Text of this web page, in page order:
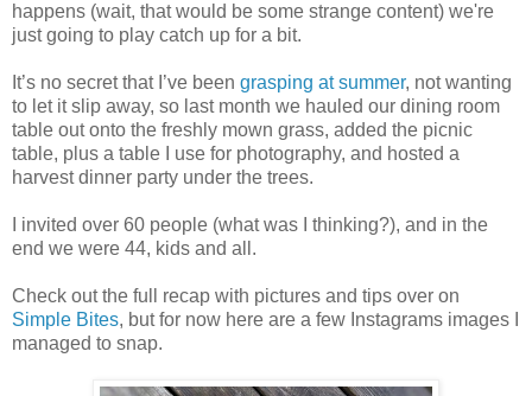
happens (wait, that would be some strange content) we're
just going to play catch up for a bit.
It’s no secret that I’ve been grasping at summer, not wanting
to let it slip away, so last month we hauled our dining room
table out onto the freshly mown grass, added the picnic
table, plus a table I use for photography, and hosted a
harvest dinner party under the trees.
I invited over 60 people (what was I thinking?), and in the
end we were 44, kids and all.
Check out the full recap with pictures and tips over on
Simple Bites, but for now here are a few Instagrams images I
managed to snap.